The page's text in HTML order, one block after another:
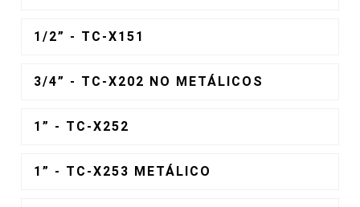
1/2” - TC-X151
3/4” - TC-X202 NO METÁLICOS
1” - TC-X252
1” - TC-X253 METÁLICO